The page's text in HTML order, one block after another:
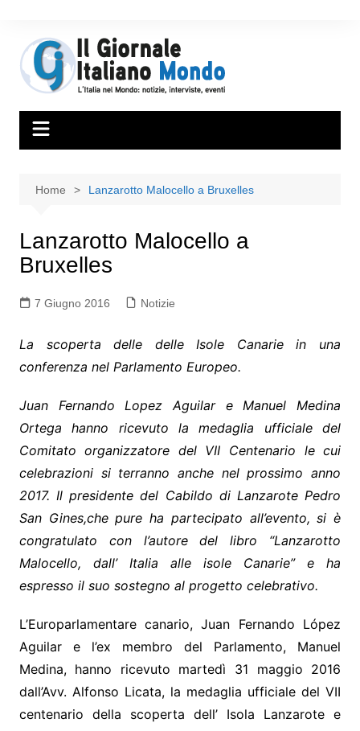
Home Lanzarotto Malocello a Bruxelles
Lanzarotto Malocello a
Bruxelles
7 Giugno 2016 Notizie
La scoperta delle delle Isole Canarie in una
conferenza nel Parlamento Europeo.
Juan Fernando Lopez Aguilar e Manuel Medina
Ortega hanno ricevuto la medaglia ufficiale del
Comitato organizzatore del VII Centenario le cui
celebrazioni si terranno anche nel prossimo anno
2017. Il presidente del Cabildo di Lanzarote Pedro
San Gines,che pure ha partecipato all’evento, si è
congratulato con l’autore del libro “Lanzarotto
Malocello, dall’ Italia alle isole Canarie” e ha
espresso il suo sostegno al progetto celebrativo.
L’Europarlamentare canario, Juan Fernando López
Aguilar e l’ex membro del Parlamento, Manuel
Medina, hanno ricevuto martedì 31 maggio 2016
dall’Avv. Alfonso Licata, la medaglia ufficiale del VII
centenario della scoperta dell’ Isola Lanzarote e